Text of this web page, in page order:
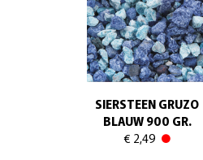
SIERSTEEN GRUZO
BLAUW 900 GR.
€ 2,49